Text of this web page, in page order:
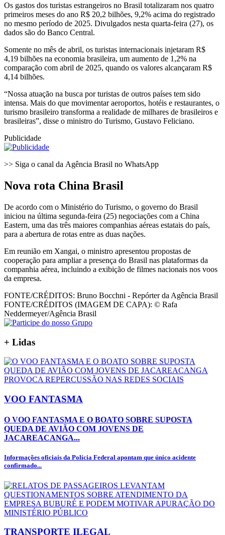
Os gastos dos turistas estrangeiros no Brasil totalizaram nos quatro
primeiros meses do ano R$ 20,2 bilhões, 9,2% acima do registrado
no mesmo período de 2025. Divulgados nesta quarta-feira (27), os
dados são do Banco Central.
Somente no mês de abril, os turistas internacionais injetaram R$
4,19 bilhões na economia brasileira, um aumento de 1,2% na
comparação com abril de 2025, quando os valores alcançaram R$
4,14 bilhões.
“Nossa atuação na busca por turistas de outros países tem sido
intensa. Mais do que movimentar aeroportos, hotéis e restaurantes, o
turismo brasileiro transforma a realidade de milhares de brasileiros e
brasileiras”, disse o ministro do Turismo, Gustavo Feliciano.
Publicidade
>> Siga o canal da Agência Brasil no WhatsApp
Nova rota China Brasil
De acordo com o Ministério do Turismo, o governo do Brasil
iniciou na última segunda-feira (25) negociações com a China
Eastern, uma das três maiores companhias aéreas estatais do país,
para a abertura de rotas entre as duas nações.
Em reunião em Xangai, o ministro apresentou propostas de
cooperação para ampliar a presença do Brasil nas plataformas da
companhia aérea, incluindo a exibição de filmes nacionais nos voos
da empresa.
FONTE/CRÉDITOS: Bruno Bocchni - Repórter da Agência Brasil
FONTE/CRÉDITOS (IMAGEM DE CAPA): © Rafa
Neddermeyer/Agência Brasil
+ Lidas
VOO FANTASMA
O VOO FANTASMA E O BOATO SOBRE SUPOSTA
QUEDA DE AVIÃO COM JOVENS DE
JACAREACANGA...
Informações oficiais da Polícia Federal apontam que único acidente
confirmado...
TRANSPORTE ILEGAL